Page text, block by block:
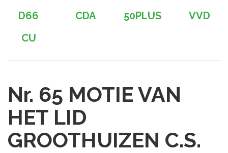
D66
CDA 50PLUS
VVD
CU
Nr. 65 MOTIE VAN
HET LID
GROOTHUIZEN C.S.